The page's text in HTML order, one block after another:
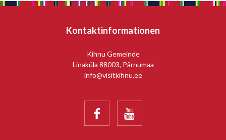
Kontaktinformationen
Kihnu Gemeinde
Linaküla 88003, Pärnumaa
info@visitkihnu.ee
 